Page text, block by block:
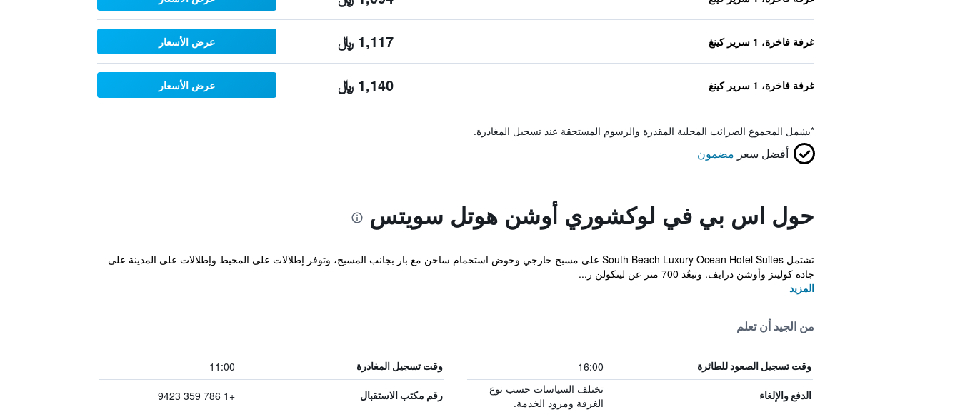
غرفة فاخرة، 1 سرير كينغ 1,117 ﷼ عرض الأسعار
غرفة فاخرة، 1 سرير كينغ 1,140 ﷼ عرض الأسعار
*يشمل المجموع الضرائب المحلية المقدرة والرسوم المستحقة عند تسجيل المغادرة.
أفضل سعر مضمون
حول اس بي في لوكشوري أوشن هوتل سويتس
تشتمل South Beach Luxury Ocean Hotel Suites على مسبح خارجي وحوض استحمام ساخن مع بار بجانب المسبح، وتوفر إطلالات على المحيط وإطلالات على المدينة على
جادة كولينز وأوشن درايف. وتبعُد 700 متر عن لينكولن ر...
المزيد
من الجيد أن تعلم
وقت تسجيل الصعود للطائرة 16:00 وقت تسجيل المغادرة 11:00
الدفع والإلغاء
تختلف السياسات حسب نوع
الغرفة ومزود الخدمة.
رقم مكتب الاستقبال +1 786 359 9423